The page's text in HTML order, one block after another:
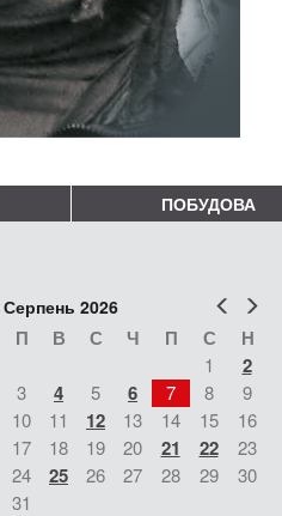
ПОБУДОВА
Попер
Серпень 2026
П В С Ч П С Н
1 2
3 4 5 6 7 8
9
10
11 12 13 14 15
16
17
18 19 20 21 22
23
24
25 26 27 28 29
30
31